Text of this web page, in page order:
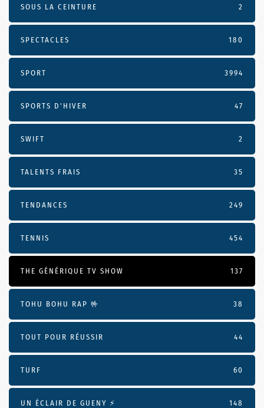
SOUS LA CEINTURE 2
SPECTACLES 180
SPORT 3994
SPORTS D'HIVER 47
SWIFT 2
TALENTS FRAIS 35
TENDANCES 249
TENNIS 454
THE GÉNÉRIQUE TV SHOW 137
TOHU BOHU RAP 🤟 38
TOUT POUR RÉUSSIR 44
TURF 60
UN ÉCLAIR DE GUENY ⚡️ 148